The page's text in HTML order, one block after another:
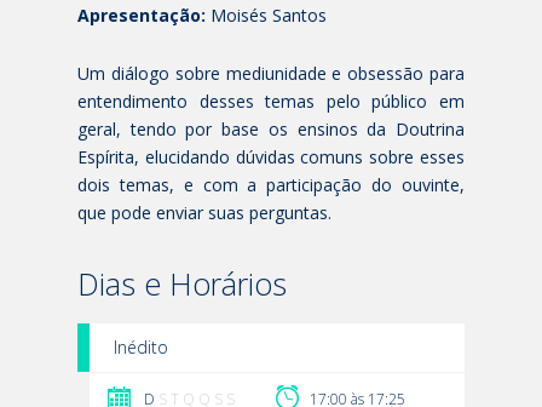
Apresentação: Moisés Santos
Um diálogo sobre mediunidade e obsessão para
entendimento desses temas pelo público em
geral, tendo por base os ensinos da Doutrina
Espírita, elucidando dúvidas comuns sobre esses
dois temas, e com a participação do ouvinte,
que pode enviar suas perguntas.
Dias e Horários
Inédito
D S T Q Q S S 17:00 às 17:25